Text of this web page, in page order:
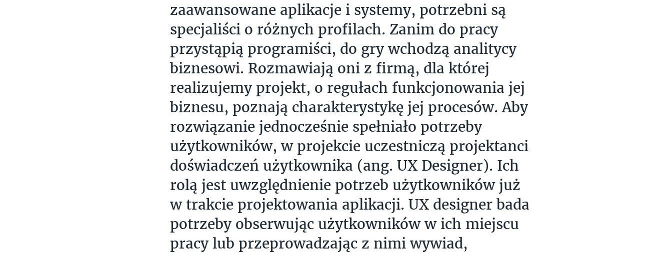
zaawansowane aplikacje i systemy, potrzebni są
specjaliści o różnych profilach. Zanim do pracy
przystąpią programiści, do gry wchodzą analitycy
biznesowi. Rozmawiają oni z firmą, dla której
realizujemy projekt, o regułach funkcjonowania jej
biznesu, poznają charakterystykę jej procesów. Aby
rozwiązanie jednocześnie spełniało potrzeby
użytkowników, w projekcie uczestniczą projektanci
doświadczeń użytkownika (ang. UX Designer). Ich
rolą jest uwzględnienie potrzeb użytkowników już
w trakcie projektowania aplikacji. UX designer bada
potrzeby obserwując użytkowników w ich miejscu
pracy lub przeprowadzając z nimi wywiad,